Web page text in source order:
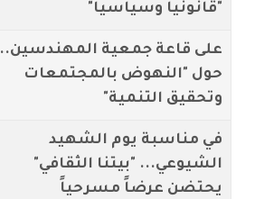
"قانونيا وسياسيا"
على قاعة جمعية المهندسين..
حول "النهوض بالمجتمعات
وتحقيق التنمية"
في مناسبة يوم الشهيد
الشيوعي... "بيتنا الثقافي"
يحتضن عرضاً مسرحياً